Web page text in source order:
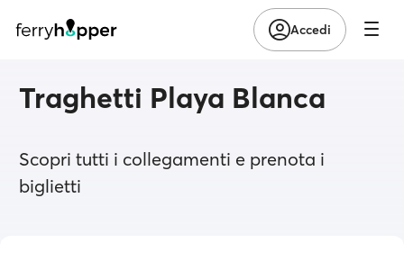
Accedi
Traghetti Playa Blanca
Scopri tutti i collegamenti e prenota i
biglietti